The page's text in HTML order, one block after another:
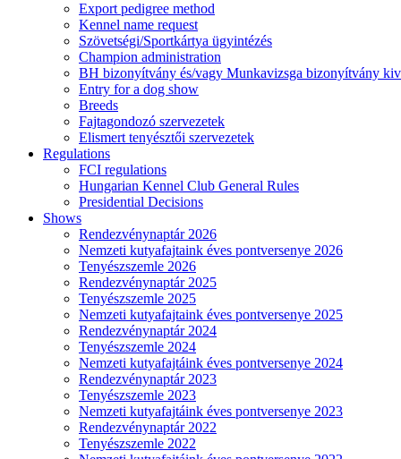
Export pedigree method
Kennel name request
Szövetségi/Sportkártya ügyintézés
Champion administration
BH bizonyítvány és/vagy Munkavizsga bizonyítvány
Entry for a dog show
Breeds
Fajtagondozó szervezetek
Elismert tenyésztői szervezetek
Regulations
FCI regulations
Hungarian Kennel Club General Rules
Presidential Decisions
Shows
Rendezvénynaptár 2026
Nemzeti kutyafajtaink éves pontversenye 2026
Tenyészszemle 2026
Rendezvénynaptár 2025
Tenyészszemle 2025
Nemzeti kutyafajtaink éves pontversenye 2025
Rendezvénynaptár 2024
Tenyészszemle 2024
Nemzeti kutyafajtáink éves pontversenye 2024
Rendezvénynaptár 2023
Tenyészszemle 2023
Nemzeti kutyafajtáink éves pontversenye 2023
Rendezvénynaptár 2022
Tenyészszemle 2022